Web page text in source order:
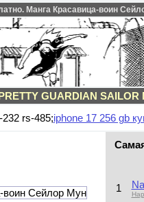
Манга Красавица-воин
GUARDIAN SAILOR
rs-485;iphone 17 256 gb
1